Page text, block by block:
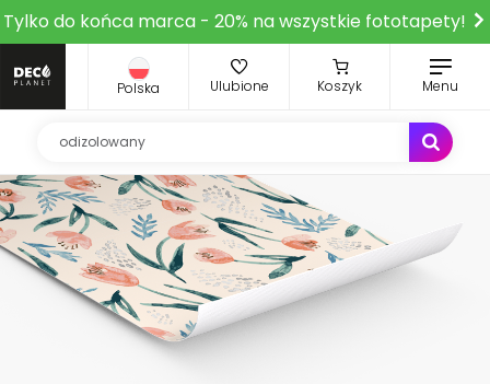
Tylko do końca marca - 20% na wszystkie fototapety!
Polska Ulubione Koszyk Menu